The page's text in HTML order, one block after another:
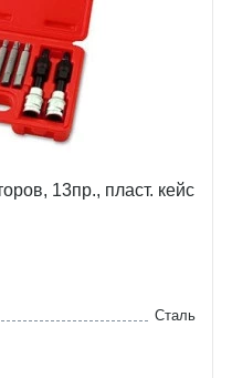
13пр., пласт. кейс
Сталь